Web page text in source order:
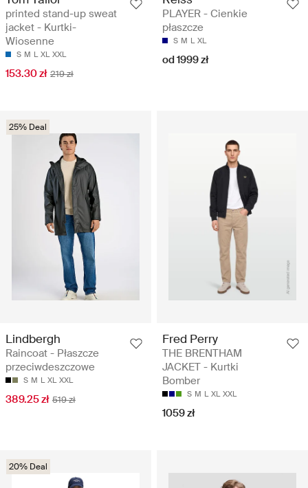
printed stand-up sweat
jacket - Kurtki-
Wiosenne
S M L XL XXL
153.30 zł 219 zł
PLAYER - Cienkie
płaszcze
S M L XL
od 1999 zł
25% Deal
Lindbergh
Raincoat - Płaszcze
przeciwdeszczowe
S M L XL XXL
389.25 zł 519 zł
Fred Perry
THE BRENTHAM
JACKET - Kurtki
Bomber
S M L XL XXL
1059 zł
20% Deal